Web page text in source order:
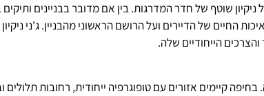
שוטף של חדר המדרגות. בין אם מדובר בבניינים
החיים של הדיירים ועל הרושם הראשוני מהבניין. ג'ני ניקיון
הייחודיים שלה.
קיימים אזורים עם טופוגרפיה ייחודית, רחובות תלולים